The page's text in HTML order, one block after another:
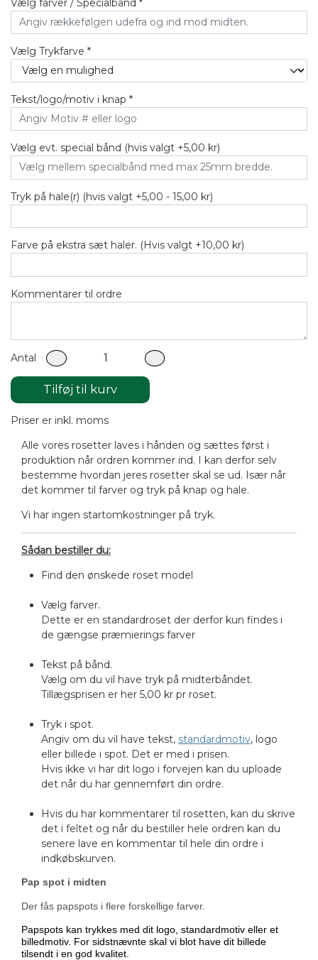
Vælg Trykfarve *
Tekst/logo/motiv i knap *
Vælg evt. special bånd (hvis valgt +5,00 kr)
Tryk på hale(r) (hvis valgt +5,00 - 15,00 kr)
Farve på ekstra sæt haler. (Hvis valgt +10,00 kr)
Kommentarer til ordre
Antal
Tilføj til kurv
Priser er inkl. moms
Alle vores rosetter laves i hånden og sættes først i
produktion når ordren kommer ind. I kan derfor selv
bestemme hvordan jeres rosetter skal se ud. Især når
det kommer til farver og tryk på knap og hale.
Vi har ingen startomkostninger på tryk.
Sådan bestiller du:
Find den ønskede roset model
Vælg farver.
Dette er en standardroset der derfor kun findes i
de gængse præmierings farver
Tekst på bånd.
Vælg om du vil have tryk på midterbåndet.
Tillægsprisen er her 5,00 kr pr roset.
Tryk i spot.
Angiv om du vil have tekst, standardmotiv, logo
eller billede i spot. Det er med i prisen.
Hvis ikke vi har dit logo i forvejen kan du uploade
det når du har gennemført din ordre.
Hvis du har kommentarer til rosetten, kan du skrive
det i feltet og når du bestiller hele ordren kan du
senere lave en kommentar til hele din ordre i
indkøbskurven.
Pap spot i midten
Der fås papspots i flere forskellige farver.
Papspots kan trykkes med dit logo, standardmotiv eller et
billedmotiv. For sidstnævnte skal vi blot have dit billede
tilsendt i en god kvalitet.